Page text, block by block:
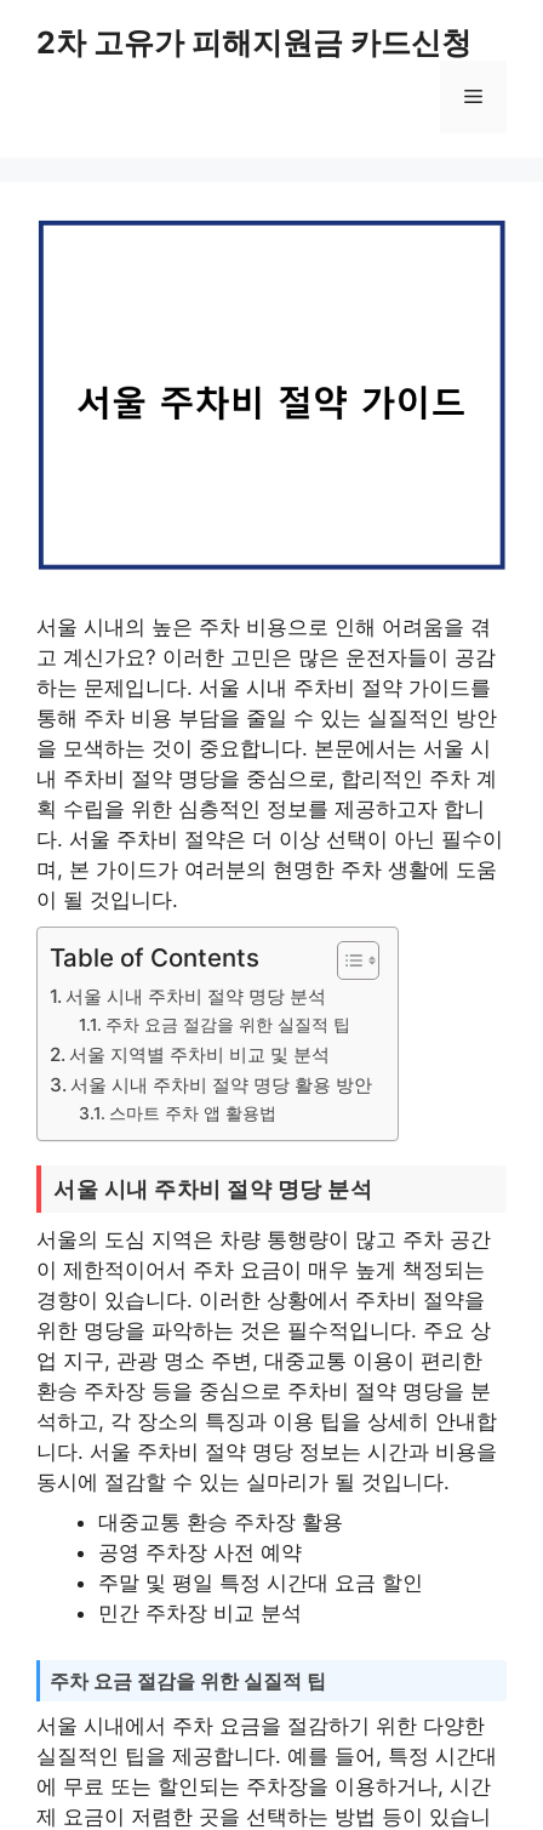
2차 고유가 피해지원금 카드신청
메
서울 시내의 높은 주차 비용으로 인해 어려움을 겪
고 계신가요? 이러한 고민은 많은 운전자들이 공감
하는 문제입니다. 서울 시내 주차비 절약 가이드를
통해 주차 비용 부담을 줄일 수 있는 실질적인 방안
을 모색하는 것이 중요합니다. 본문에서는 서울 시
내 주차비 절약 명당을 중심으로, 합리적인 주차 계
획 수립을 위한 심층적인 정보를 제공하고자 합니
다. 서울 주차비 절약은 더 이상 선택이 아닌 필수이
며, 본 가이드가 여러분의 현명한 주차 생활에 도움
이 될 것입니다.
Table of Contents
서울 시내 주차비 절약 명당 분석
주차 요금 절감을 위한 실질적 팁
서울 지역별 주차비 비교 및 분석
서울 시내 주차비 절약 명당 활용 방안
스마트 주차 앱 활용법
서울 시내 주차비 절약 명당 분석
서울의 도심 지역은 차량 통행량이 많고 주차 공간
이 제한적이어서 주차 요금이 매우 높게 책정되는
경향이 있습니다. 이러한 상황에서 주차비 절약을
위한 명당을 파악하는 것은 필수적입니다. 주요 상
업 지구, 관광 명소 주변, 대중교통 이용이 편리한
환승 주차장 등을 중심으로 주차비 절약 명당을 분
석하고, 각 장소의 특징과 이용 팁을 상세히 안내합
니다. 서울 주차비 절약 명당 정보는 시간과 비용을
동시에 절감할 수 있는 실마리가 될 것입니다.
대중교통 환승 주차장 활용
공영 주차장 사전 예약
주말 및 평일 특정 시간대 요금 할인
민간 주차장 비교 분석
주차 요금 절감을 위한 실질적 팁
서울 시내에서 주차 요금을 절감하기 위한 다양한
실질적인 팁을 제공합니다. 예를 들어, 특정 시간대
에 무료 또는 할인되는 주차장을 이용하거나, 시간
제 요금이 저렴한 곳을 선택하는 방법 등이 있습니